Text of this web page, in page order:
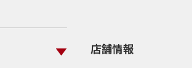
店舗情報